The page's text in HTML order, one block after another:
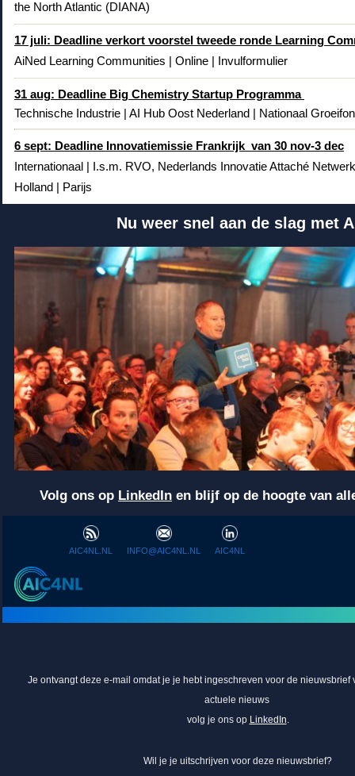
the North Atlantic (DIANA)
17 juli: Deadline verkort voorstel tweede ronde Learning
AiNed Learning Communities | Online | Invulformulier
31 aug: Deadline Big Chemistry Startup Programma
Technische Industrie | AI Hub Oost Nederland | Nationaal
6 sept: Deadline Innovatiemissie Frankrijk van 30 nov-3 dec
Internationaal |
I.s.m. RVO, Nederlands Innovatie Attaché
Holland | Parijs
Nu weer snel aan de slag met
Volg ons op LinkedIn en blijf op de hoogte van
AIC4NL.NL INFO@AIC4NL.NL AIC4NL
Je ontvangt deze e-mail omdat je je hebt ingeschreven voor de nieuwsbrief
actuele nieuws
volg je ons op LinkedIn.
Wil je je uitschrijven voor deze nieuwsbrief?